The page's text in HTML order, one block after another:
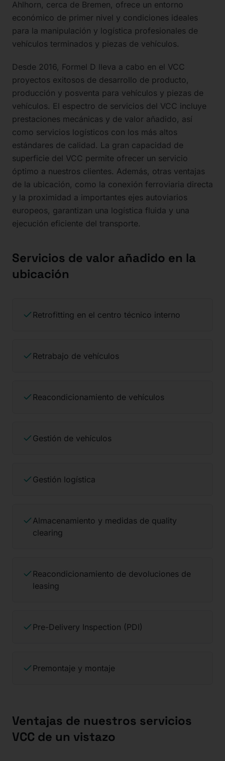
Ahlhorn, cerca de Bremen, ofrece un entorno
económico de primer nivel y condiciones ideales
para la manipulación y logística profesionales de
vehículos terminados y piezas de vehículos.
Desde 2016, Formel D lleva a cabo en el VCC
proyectos exitosos de desarrollo de producto,
producción y posventa para vehículos y piezas de
vehículos. El espectro de servicios del VCC incluye
prestaciones mecánicas y de valor añadido, así
como servicios logísticos con los más altos
estándares de calidad. La gran capacidad de
superficie del VCC permite ofrecer un servicio
óptimo a nuestros clientes. Además, otras ventajas
de la ubicación, como la conexión ferroviaria directa
y la proximidad a importantes ejes autoviarios
europeos, garantizan una logística fluida y una
ejecución eficiente del transporte.
Servicios de valor añadido en la
ubicación
Retrofitting en el centro técnico interno
Retrabajo de vehículos
Reacondicionamiento de vehículos
Gestión de vehículos
Gestión logística
Almacenamiento y medidas de quality
clearing
Reacondicionamiento de devoluciones de
leasing
Pre-Delivery Inspection (PDI)
Premontaje y montaje
Ventajas de nuestros servicios
VCC de un vistazo